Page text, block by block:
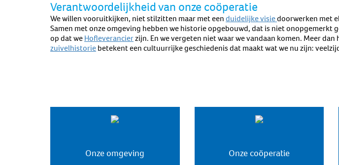
Verantwoordelijkheid van onze coöperatie
We willen vooruitkijken, niet stilzitten maar met een duidelijke visiedoorwerken met
Samen met onze omgeving hebben we historie opgebouwd, dat is niet onopgemerkt
op dat we Hofleverancierzijn. En we vergeten niet waar we vandaan komen. Meer dan
zuivelhistorie betekent een cultuurrijke geschiedenis dat maakt wat we nu zijn:
Onze omgeving Onze coöperatie